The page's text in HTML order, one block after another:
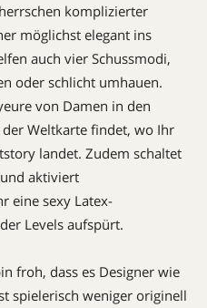
komplizierter
möglichst elegant ins
auch vier Schussmodi,
oder schlicht umhauen.
von Damen in den
Weltkarte findet, wo Ihr
landet. Zudem schaltet
aktiviert
eine sexy Latex-
Levels aufspürt.
froh, dass es Designer wie
spielerisch weniger originell